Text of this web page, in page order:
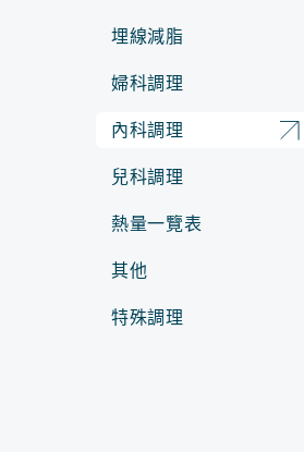
埋線減脂
婦科調理
內科調理
兒科調理
熱量一覽表
其他
特殊調理